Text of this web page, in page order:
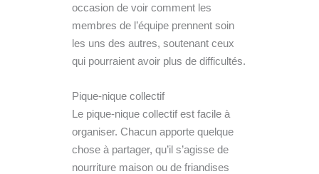
occasion de voir comment les
membres de l’équipe prennent soin
les uns des autres, soutenant ceux
qui pourraient avoir plus de difficultés.
Pique-nique collectif
Le pique-nique collectif est facile à
organiser. Chacun apporte quelque
chose à partager, qu’il s’agisse de
nourriture maison ou de friandises